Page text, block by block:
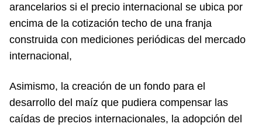
arancelarios si el precio internacional se ubica por
encima de la cotización techo de una franja
construida con mediciones periódicas del mercado
internacional,
Asimismo, la creación de un fondo para el
desarrollo del maíz que pudiera compensar las
caídas de precios internacionales, la adopción del